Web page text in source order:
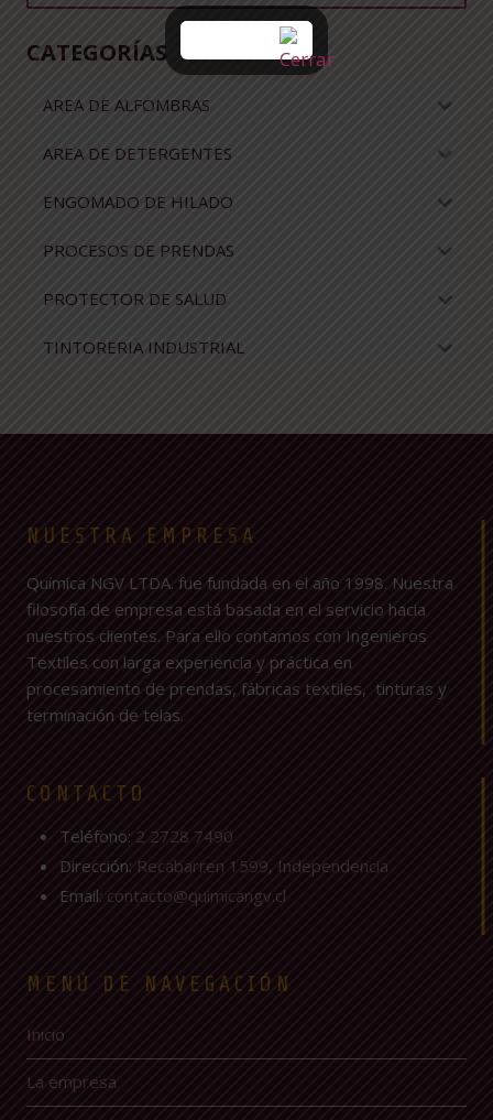
CATEGORÍAS
AREA DE ALFOMBRAS
AREA DE DETERGENTES
ENGOMADO DE HILADO
PROCESOS DE PRENDAS
PROTECTOR DE SALUD
TINTORERIA INDUSTRIAL
NUESTRA EMPRESA
Química NGV LTDA. fue fundada en el año 1998. Nuestra
filosofía de empresa está basada en el servicio hacia
nuestros clientes. Para ello contamos con Ingenieros
Textiles con larga experiencia y práctica en
procesamiento de prendas, fábricas textiles, tinturas y
terminación de telas.
CONTACTO
Teléfono: 2 2728 7490
Dirección: Recabarren 1599, Independencia
Email: contacto@quimicangv.cl
MENÚ DE NAVEGACIÓN
Inicio
La empresa